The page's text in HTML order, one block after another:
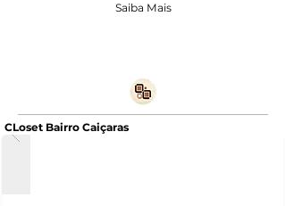
Saiba Mais
CLoset Bairro Caiçaras